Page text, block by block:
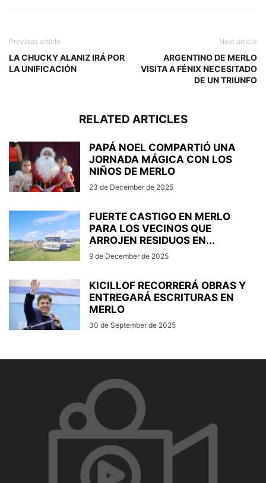
Previous article
LA CHUCKY ALANIZ IRÁ POR
LA UNIFICACIÓN
Next article
ARGENTINO DE MERLO
VISITA A FÉNIX NECESITADO
DE UN TRIUNFO
RELATED ARTICLES
PAPÁ NOEL COMPARTIÓ UNA
JORNADA MÁGICA CON LOS
NIÑOS DE MERLO
23 de December de 2025
FUERTE CASTIGO EN MERLO
PARA LOS VECINOS QUE
ARROJEN RESIDUOS EN...
9 de December de 2025
KICILLOF RECORRERÁ OBRAS Y
ENTREGARÁ ESCRITURAS EN
MERLO
30 de September de 2025